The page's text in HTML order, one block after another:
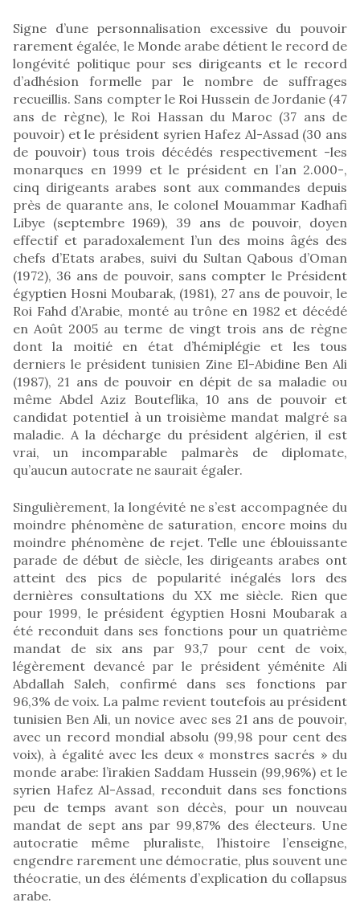
Signe d’une personnalisation excessive du pouvoir
rarement égalée, le Monde arabe détient le record de
longévité politique pour ses dirigeants et le record
d’adhésion formelle par le nombre de suffrages
recueillis. Sans compter le Roi Hussein de Jordanie (47
ans de règne), le Roi Hassan du Maroc (37 ans de
pouvoir) et le président syrien Hafez Al-Assad (30 ans
de pouvoir) tous trois décédés respectivement -les
monarques en 1999 et le président en l’an 2.000-,
cinq dirigeants arabes sont aux commandes depuis
près de quarante ans, le colonel Mouammar Kadhafi
Libye (septembre 1969), 39 ans de pouvoir, doyen
effectif et paradoxalement l’un des moins âgés des
chefs d’Etats arabes, suivi du Sultan Qabous d’Oman
(1972), 36 ans de pouvoir, sans compter le Président
égyptien Hosni Moubarak, (1981), 27 ans de pouvoir, le
Roi Fahd d’Arabie, monté au trône en 1982 et décédé
en Août 2005 au terme de vingt trois ans de règne
dont la moitié en état d’hémiplégie et les tous
derniers le président tunisien Zine El-Abidine Ben Ali
(1987), 21 ans de pouvoir en dépit de sa maladie ou
même Abdel Aziz Bouteflika, 10 ans de pouvoir et
candidat potentiel à un troisième mandat malgré sa
maladie. A la décharge du président algérien, il est
vrai, un incomparable palmarès de diplomate,
qu’aucun autocrate ne saurait égaler.
Singulièrement, la longévité ne s’est accompagnée du
moindre phénomène de saturation, encore moins du
moindre phénomène de rejet. Telle une éblouissante
parade de début de siècle, les dirigeants arabes ont
atteint des pics de popularité inégalés lors des
dernières consultations du XX me siècle. Rien que
pour 1999, le président égyptien Hosni Moubarak a
été reconduit dans ses fonctions pour un quatrième
mandat de six ans par 93,7 pour cent de voix,
légèrement devancé par le président yéménite Ali
Abdallah Saleh, confirmé dans ses fonctions par
96,3% de voix. La palme revient toutefois au président
tunisien Ben Ali, un novice avec ses 21 ans de pouvoir,
avec un record mondial absolu (99,98 pour cent des
voix), à égalité avec les deux « monstres sacrés » du
monde arabe: l’irakien Saddam Hussein (99,96%) et le
syrien Hafez Al-Assad, reconduit dans ses fonctions
peu de temps avant son décès, pour un nouveau
mandat de sept ans par 99,87% des électeurs. Une
autocratie même pluraliste, l’histoire l’enseigne,
engendre rarement une démocratie, plus souvent une
théocratie, un des éléments d’explication du collapsus
arabe.